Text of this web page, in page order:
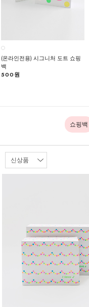
(온라인전용) 시그니처 도트 쇼핑
백
500원
쇼핑백